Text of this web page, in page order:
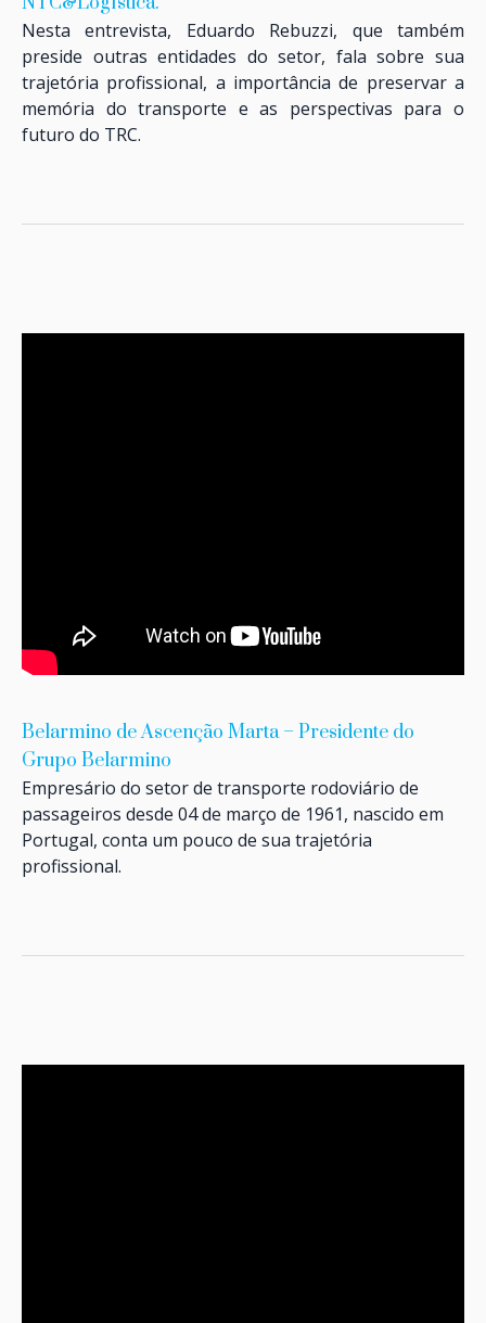
Nesta entrevista, Eduardo Rebuzzi, que também
preside outras entidades do setor, fala sobre sua
trajetória profissional, a importância de preservar a
memória do transporte e as perspectivas para o
futuro do TRC.
Belarmino de Ascenção Marta – Presidente do
Grupo Belarmino
Empresário do setor de transporte rodoviário de
passageiros desde 04 de março de 1961, nascido em
Portugal, conta um pouco de sua trajetória
profissional.